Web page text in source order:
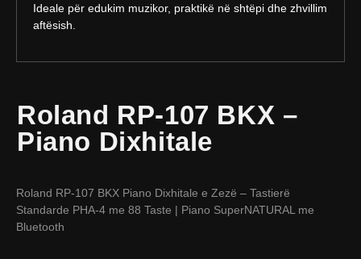
Ideale për edukim muzikor, praktikë në shtëpi dhe zhvillim
aftësish.
Roland RP-107 BKX –
Piano Dixhitale
Roland RP-107 BKX Piano Dixhitale e Zezë – Tastierë
Standarde PHA-4 me 88 Taste | Piano SuperNATURAL me
Bluetooth